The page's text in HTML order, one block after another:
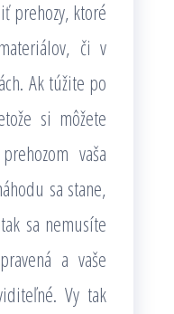
prehozy, ktoré
či v
Ak túžite po
si môžete
vaša
sa stane,
sa nemusíte
a vaše
Vy tak